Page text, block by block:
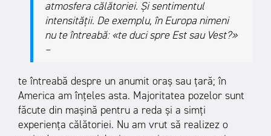
atmosfera călătoriei. Și sentimentul
intensității. De exemplu, în Europa nimeni
nu te întreabă: «te duci spre Est sau Vest?»
–
te întreabă despre un anumit oraș sau țară; în
America am înțeles asta. Majoritatea pozelor sunt
făcute din mașină pentru a reda şi a simţi
experiența călătoriei. Nu am vrut să realizez o